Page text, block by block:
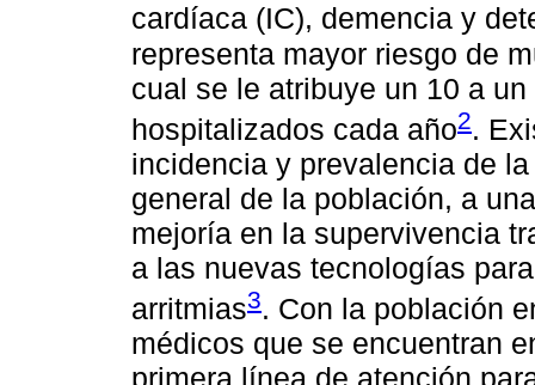
cardíaca (IC), demencia y
representa mayor riesgo de
cual se le atribuye un 10 a
hospitalizados cada año2.
incidencia y prevalencia de
general de la población, a
mejoría en la supervivencia
a las nuevas tecnologías
arritmias3. Con la población
médicos que se encuentran
primera línea de atención